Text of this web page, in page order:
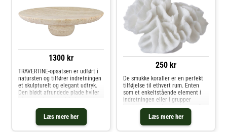
1300 kr
Læs mere her
TRAVERTINE-opsatsen er udført i
natursten og tilfører indretningen
et skulpturelt og elegant udtryk.
Den blødt afrundede plade hviler
designet en rolig og harmonisk
silhuet. Hver opsats er unik med
naturlige porer og vari
250 kr
Læs mere her
De smukke koraller er en perfekt
tilføjelse til ethvert rum. Enten
som et enkeltstående element i
indretningen eller i grupper
kombineret med vaser, bøger eller
andet interiør. Skab et smukt
stilleben i badeværelset, på
sofabordet, i køkkenet eller i sove